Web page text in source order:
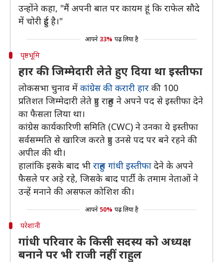
उन्होंने कहा, "मैं अपनी बात पर कायम हूं कि राफेल सौदे
में चोरी हुई है।"
आपने 33% पढ़ लिया है
पृष्ठभूमि
हार की जिम्मेदारी लेते हुए दिया था इस्तीफा
लोकसभा चुनाव में कांग्रेस की करारी हार की 100
प्रतिशत जिम्मेदारी लेते हुए राहुल ने अपने पद से इस्तीफा देने
का फैसला लिया था।
कांग्रेस कार्यकारिणी समिति (CWC) ने उनका ये इस्तीफा
सर्वसम्मति से खारिज करते हुए उनसे पद पर बने रहने की
अपील की थी।
हालांकि इसके बाद भी राहुल गांधी इस्तीफा देने के अपने
फैसले पर अड़े रहे, जिसके बाद पार्टी के तमाम नेताओं ने
उन्हें मनाने की असफल कोशिश की।
आपने 50% पढ़ लिया है
परेशानी
गांधी परिवार के किसी सदस्य को अध्यक्ष
बनाने पर भी राजी नहीं राहुल